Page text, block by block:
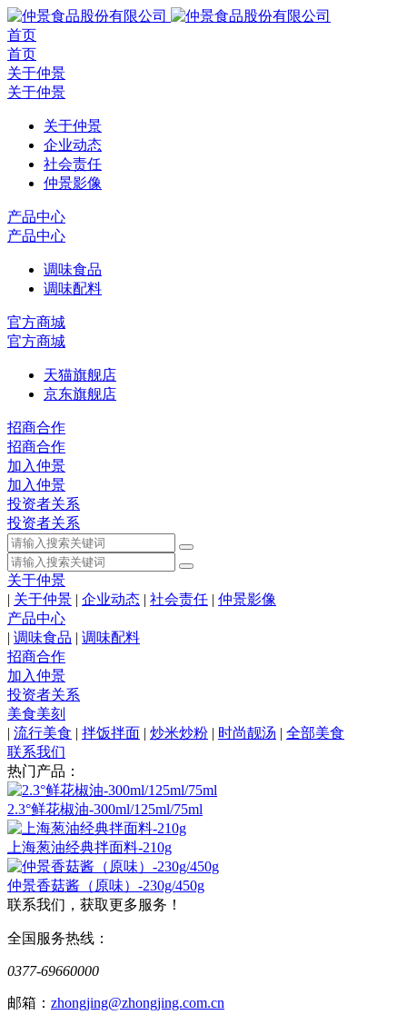
首页
首页
关于仲景
关于仲景
关于仲景
企业动态
社会责任
仲景影像
产品中心
产品中心
调味食品
调味配料
官方商城
官方商城
天猫旗舰店
京东旗舰店
招商合作
招商合作
加入仲景
加入仲景
投资者关系
投资者关系
关于仲景
| 关于仲景 | 企业动态 | 社会责任 | 仲景影像
产品中心
| 调味食品 | 调味配料
招商合作
加入仲景
投资者关系
美食美刻
| 流行美食 | 拌饭拌面 | 炒米炒粉 | 时尚靓汤 | 全部美食
联系我们
热门产品：
2.3°鲜花椒油-300ml/125ml/75ml
上海葱油经典拌面料-210g
仲景香菇酱（原味）-230g/450g
联系我们，获取更多服务！
全国服务热线：
0377-69660000
邮箱： zhongjing@zhongjing.com.cn